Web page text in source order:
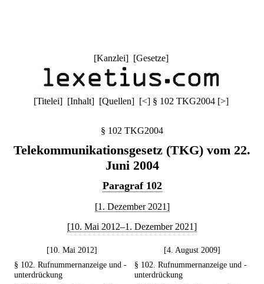
[Kanzlei] [Gesetze]
[Titelei] [Inhalt] [Quellen] [<] § 102 TKG2004 [>]
§ 102 TKG2004
Telekommunikationsgesetz (TKG) vom 22.
Juni 2004
Paragraf 102
[1. Dezember 2021]
[10. Mai 2012–1. Dezember 2021]
[10. Mai 2012]
[4. August 2009]
§ 102. Rufnummernanzeige und -
unterdrückung
§ 102. Rufnummernanzeige und -
unterdrückung